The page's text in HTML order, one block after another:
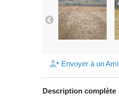
Envoyer à un Ami
Description complète